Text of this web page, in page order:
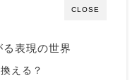
CLOSE
表現の世界
える？